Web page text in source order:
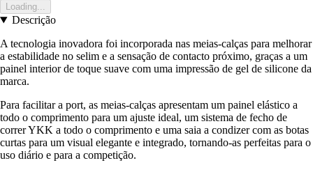
Loading...
Descrição
A tecnologia inovadora foi incorporada nas meias-calças para melhorar
a estabilidade no selim e a sensação de contacto próximo, graças a um
painel interior de toque suave com uma impressão de gel de silicone da
marca.
Para facilitar a port, as meias-calças apresentam um painel elástico a
todo o comprimento para um ajuste ideal, um sistema de fecho de
correr YKK a todo o comprimento e uma saia a condizer com as botas
curtas para um visual elegante e integrado, tornando-as perfeitas para o
uso diário e para a competição.